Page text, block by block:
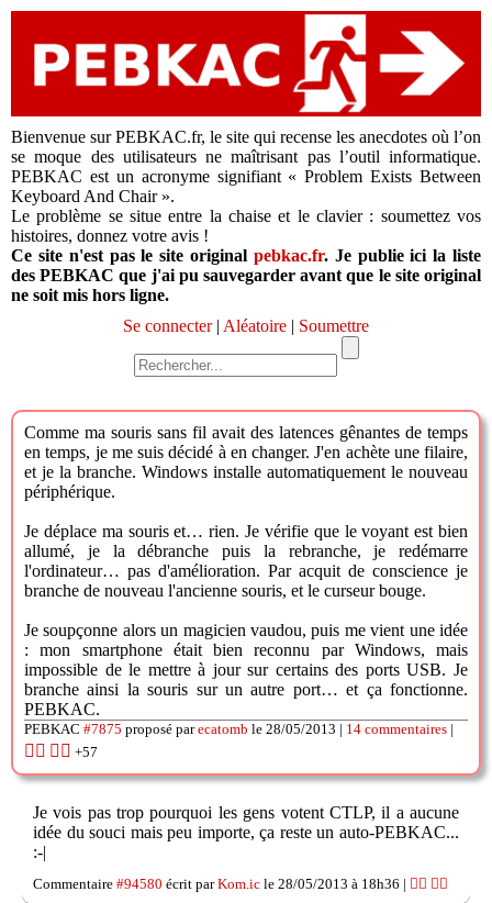
Bienvenue sur PEBKAC.fr, le site qui recense les anecdotes où l’on
se moque des utilisateurs ne maîtrisant pas l’outil informatique.
PEBKAC est un acronyme signifiant « Problem Exists Between
Keyboard And Chair ».
Le problème se situe entre la chaise et le clavier : soumettez vos
histoires, donnez votre avis !
Ce site n'est pas le site original pebkac.fr. Je publie ici la liste
des PEBKAC que j'ai pu sauvegarder avant que le site original
ne soit mis hors ligne.
Se connecter| Aléatoire | Soumettre
Comme ma souris sans fil avait des latences gênantes de temps
en temps, je me suis décidé à en changer. J'en achète une filaire,
et je la branche. Windows installe automatiquement le nouveau
périphérique.
Je déplace ma souris et… rien. Je vérifie que le voyant est bien
allumé, je la débranche puis la rebranche, je redémarre
l'ordinateur… pas d'amélioration. Par acquit de conscience je
branche de nouveau l'ancienne souris, et le curseur bouge.
Je soupçonne alors un magicien vaudou, puis me vient une idée
: mon smartphone était bien reconnu par Windows, mais
impossible de le mettre à jour sur certains des ports USB. Je
branche ainsi la souris sur un autre port… et ça fonctionne.
PEBKAC.
PEBKAC #7875 proposé parecatomb le 28/05/2013 | 14 commentaires |
👍🏽 👎🏽 +57
Je vois pas trop pourquoi les gens votent CTLP, il a aucune
idée du souci mais peu importe, ça reste un auto-PEBKAC...
:-|
Commentaire #94580 écrit parKom.ic le 28/05/2013 à 18h36 | 👍🏽 👎🏽